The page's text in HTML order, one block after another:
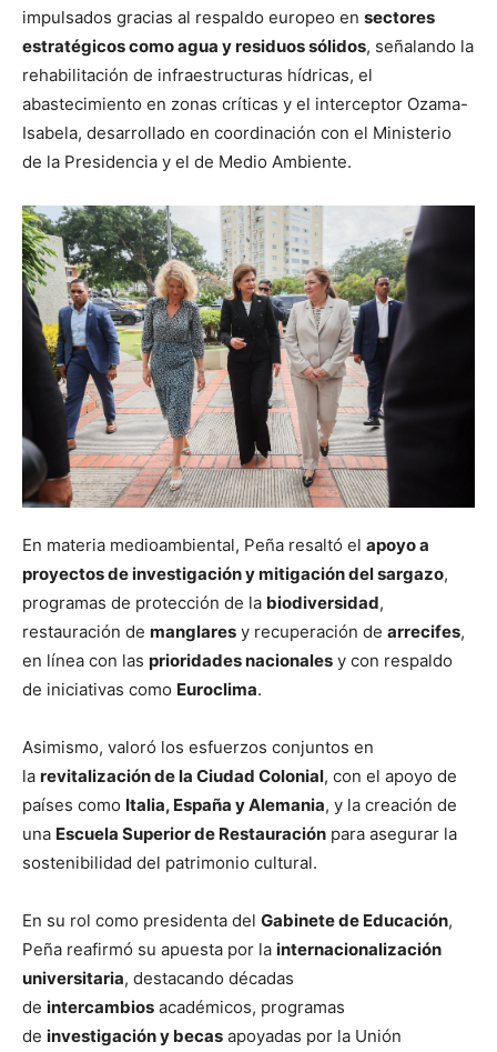
impulsados gracias al respaldo europeo en sectores
estratégicos como agua y residuos sólidos, señalando la
rehabilitación de infraestructuras hídricas, el
abastecimiento en zonas críticas y el interceptor Ozama-
Isabela, desarrollado en coordinación con el Ministerio
de la Presidencia y el de Medio Ambiente.
En materia medioambiental, Peña resaltó el apoyo a
proyectos de investigación y mitigación del sargazo,
programas de protección de la biodiversidad,
restauración de manglares y recuperación de arrecifes,
en línea con las prioridades nacionales y con respaldo
de iniciativas como Euroclima.
Asimismo, valoró los esfuerzos conjuntos en
la revitalización de la Ciudad Colonial, con el apoyo de
países como Italia, España y Alemania, y la creación de
una Escuela Superior de Restauración para asegurar la
sostenibilidad del patrimonio cultural.
En su rol como presidenta del Gabinete de Educación,
Peña reafirmó su apuesta por la internacionalización
universitaria, destacando décadas
de intercambios académicos, programas
de investigación y becas apoyadas por la Unión